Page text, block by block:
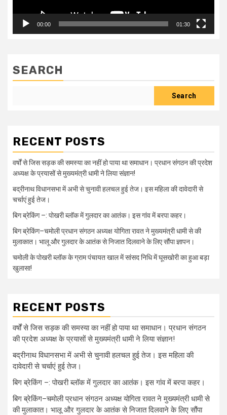
00:00 01:30
SEARCH
Search
RECENT POSTS
वर्षों से जिस सड़क की समस्या का नहीं हो पाया था समाधान। प्रधान संगठन की प्रदेश
अध्यक्ष के प्रयासों से मुख्यमंत्री धामी ने लिया संज्ञान!
बद्रीनाथ विधानसभा में अभी से चुनावी हलचल हुई तेज। इस महिला की दावेदारी से
चर्चाएं हुई तेज।
बिग ब्रेकिंग –: पोखरी ब्लॉक में गुलदार का आतंक। इस गांव में बरपा कहर।
बिग ब्रेकिंग–चमोली प्रधान संगठन अध्यक्ष योगिता रावत ने मुख्यमंत्री धामी से की
मुलाकात। भालू और गुलदार के आतंक से निजात दिलवाने के लिए सौंपा ज्ञापन।
चमोली के पोखरी ब्लॉक के ग्राम पंचायत खाल में सांसद निधि में घूसखोरी का हुआ बड़ा
खुलासा!
RECENT POSTS
वर्षों से जिस सड़क की समस्या का नहीं हो पाया था समाधान। प्रधान संगठन
की प्रदेश अध्यक्ष के प्रयासों से मुख्यमंत्री धामी ने लिया संज्ञान!
बद्रीनाथ विधानसभा में अभी से चुनावी हलचल हुई तेज। इस महिला की
दावेदारी से चर्चाएं हुई तेज।
बिग ब्रेकिंग –: पोखरी ब्लॉक में गुलदार का आतंक। इस गांव में बरपा कहर।
बिग ब्रेकिंग–चमोली प्रधान संगठन अध्यक्ष योगिता रावत ने मुख्यमंत्री धामी से
की मुलाकात। भालू और गुलदार के आतंक से निजात दिलवाने के लिए सौंपा